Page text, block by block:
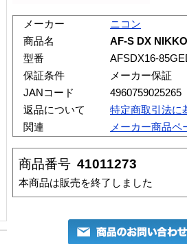
メーカー
ニコン
商品名
AF-S DX
型番
AFSDX16-
保証条件
メーカー保証
JANコード
4960759025265
返品について
特定商取引法に
関連
メーカー商品ペ
商品番号 41011273
本商品は販売を終了しました